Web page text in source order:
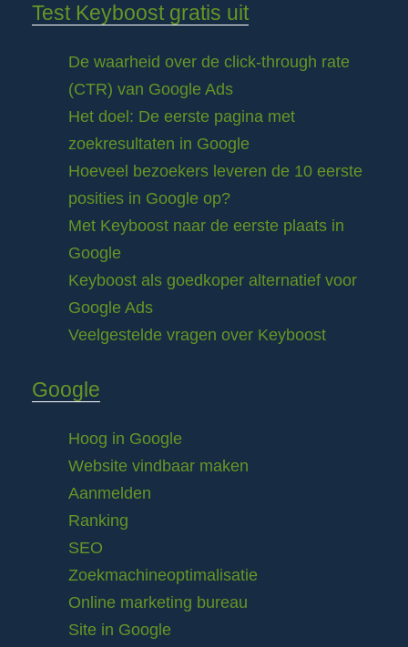
Test Keyboost gratis uit
De waarheid over de click-through rate
(CTR) van Google Ads
Het doel: De eerste pagina met
zoekresultaten in Google
Hoeveel bezoekers leveren de 10 eerste
posities in Google op?
Met Keyboost naar de eerste plaats in
Google
Keyboost als goedkoper alternatief voor
Google Ads
Veelgestelde vragen over Keyboost
Google
Hoog in Google
Website vindbaar maken
Aanmelden
Ranking
SEO
Zoekmachineoptimalisatie
Online marketing bureau
Site in Google